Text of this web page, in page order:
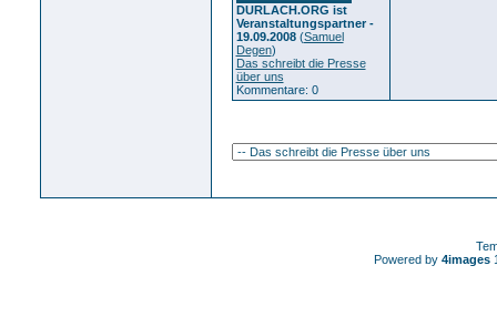
DURLACH.ORG ist
Veranstaltungspartner -
19.09.2008(Samuel
Degen)
Das schreibt die Presse
über uns
Kommentare: 0
Powered by 4images